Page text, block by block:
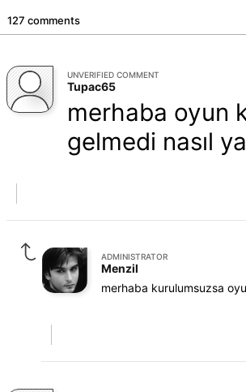
127 comments
UNVERIFIED COMMENT
Tupac65
merhaba oyun
gelmedi nasıl
ADMINISTRATOR
Menzil
merhaba kurulumsuzsa